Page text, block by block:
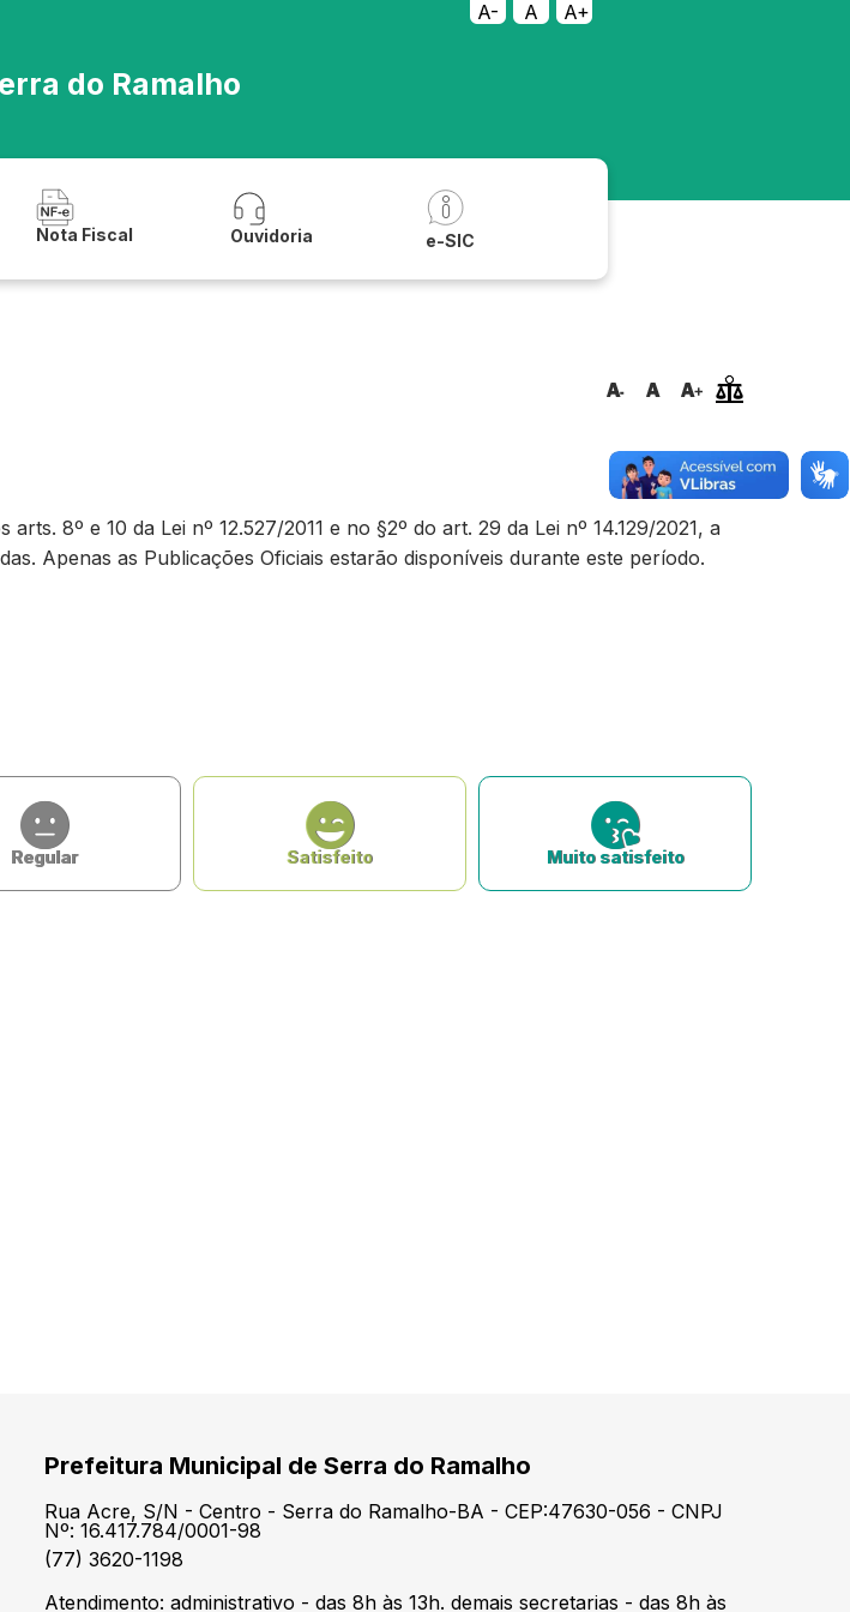
A- A
A+
do Ramalho
Nota Fiscal Ouvidoria e-SIC
8º e 10 da Lei nº 12.527/2011 e no §2º do art. 29 da Lei nº 14.129/2021, a
Apenas as Publicações Oficiais estarão disponíveis durante este período.
Regular Satisfeito Muito satisfeito
Prefeitura Municipal de Serra do Ramalho
Rua Acre, S/N - Centro - Serra do Ramalho-BA - CEP:47630-056 - CNPJ
Nº: 16.417.784/0001-98
(77) 3620-1198
Atendimento: administrativo - das 8h às 13h. demais secretarias - das 8h às